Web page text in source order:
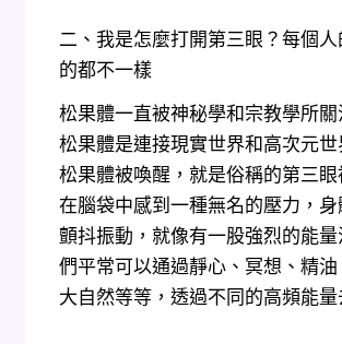
二、我是怎麼打開第三眼？每個
的都不一樣
松果體一直被神秘學和宗教學所
松果體是連接現實世界和高次元
松果體被喚醒，就是俗稱的第三
在腦袋中感到一種無名的壓力，
顫抖振動，就像有一股強烈的能
們平常可以通過靜心、冥想、精
大自然等等，透過不同的高頻能量